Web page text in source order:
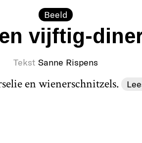
Beeld
vijftig-
Tekst Sanne Rispens
en wienerschnitzels.